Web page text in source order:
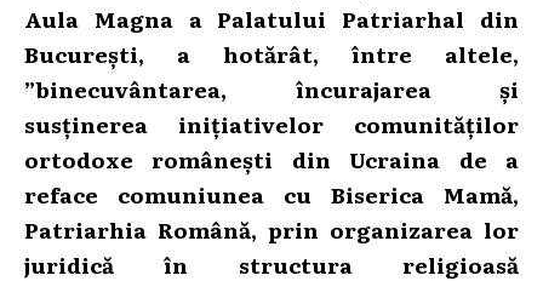
Aula Magna a Palatului Patriarhal din
București, a hotărât, între altele,
”binecuvântarea, încurajarea și
susținerea inițiativelor comunităților
ortodoxe românești din Ucraina de a
reface comuniunea cu Biserica Mamă,
Patriarhia Română, prin organizarea lor
juridică în structura religioasă